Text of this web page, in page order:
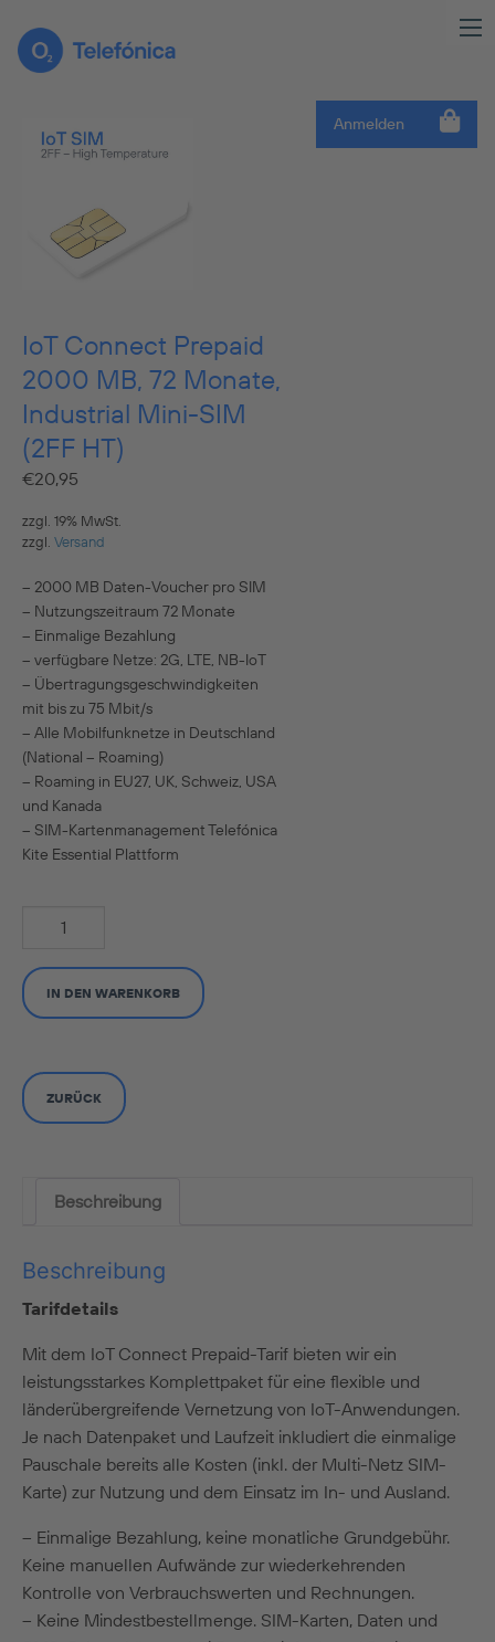
Anmelden
IoT Connect Prepaid
2000 MB, 72 Monate,
Industrial Mini-SIM
(2FF HT)
€20,95
zzgl. 19% MwSt.
zzgl. Versand
– 2000 MB Daten-Voucher pro SIM
– Nutzungszeitraum 72 Monate
– Einmalige Bezahlung
– verfügbare Netze: 2G, LTE, NB-IoT
– Übertragungsgeschwindigkeiten
mit bis zu 75 Mbit/s
– Alle Mobilfunknetze in Deutschland
(National – Roaming)
– Roaming in EU27, UK, Schweiz, USA
und Kanada
– SIM-Kartenmanagement Telefónica
Kite Essential Plattform
Prepaid
2000
Monate,
Industrial
IN DEN WARENKORB
ZURÜCK
Beschreibung
Beschreibung
Tarifdetails
Mit dem IoT Connect Prepaid-Tarif bieten wir ein
leistungsstarkes Komplettpaket für eine flexible und
länderübergreifende Vernetzung von IoT-Anwendungen.
Je nach Datenpaket und Laufzeit inkludiert die einmalige
Pauschale bereits alle Kosten (inkl. der Multi-Netz SIM-
Karte) zur Nutzung und dem Einsatz im In- und Ausland.
– Einmalige Bezahlung, keine monatliche Grundgebühr.
Keine manuellen Aufwände zur wiederkehrenden
Kontrolle von Verbrauchswerten und Rechnungen.
– Keine Mindestbestellmenge. SIM-Karten, Daten und